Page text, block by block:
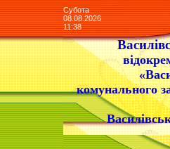
Субота
08.08.2026
11:38
комунального